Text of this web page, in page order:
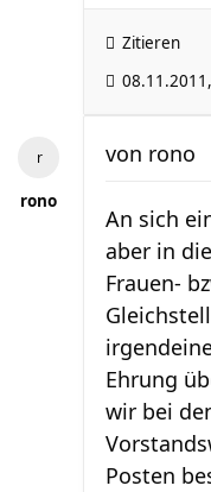
Zitieren
rono
von rono
An sich
aber in
Frauen-
Ehrung
wir bei
Posten